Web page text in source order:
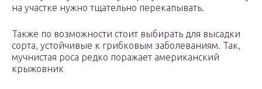
на участке нужно тщательно перекапывать.
Также по возможности стоит выбирать для высадки
сорта, устойчивые к грибковым заболеваниям. Так,
мучнистая роса редко поражает американский
крыжовник